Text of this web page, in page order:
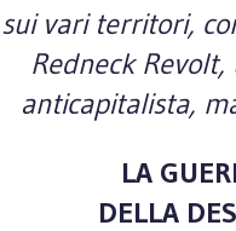
sui vari territori,
Redneck
anticapitalista,
LA
DELLA